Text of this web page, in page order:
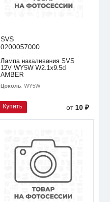
SVS
0200057000
Лампа накаливания SVS
12V WY5W W2.1х9.5d
AMBER
Цоколь: WY5W
Купить от10 ₽